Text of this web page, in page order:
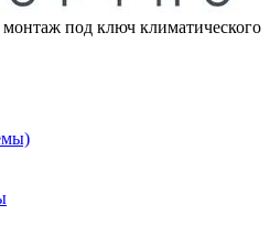
под ключ климатического